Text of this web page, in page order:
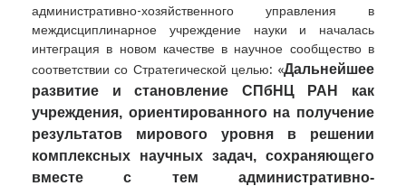
административно-хозяйственного управления в
междисциплинарное учреждение науки и началась
интеграция в новом качестве в научное сообщество в
соответствии со Стратегической целью: «Дальнейшее
развитие и становление СПбНЦ РАН как
учреждения, ориентированного на получение
результатов мирового уровня в решении
комплексных научных задач, сохраняющего
вместе с тем административно-